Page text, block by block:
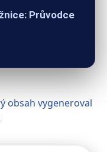
Průvodce
obsah vygeneroval